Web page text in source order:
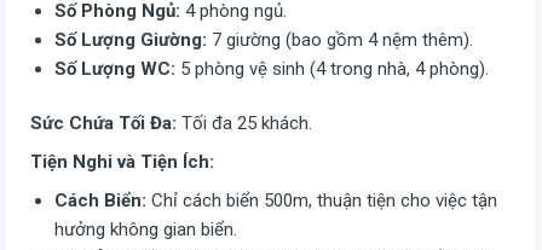
Số Phòng Ngủ: 4 phòng ngủ.
Số Lượng Giường: 7 giường (bao gồm 4 nệm thêm).
Số Lượng WC: 5 phòng vệ sinh (4 trong nhà, 4 phòng).
Sức Chứa Tối Đa: Tối đa 25 khách.
Tiện Nghi và Tiện Ích:
Cách Biển: Chỉ cách biển 500m, thuận tiện cho việc tận
hưởng không gian biển.